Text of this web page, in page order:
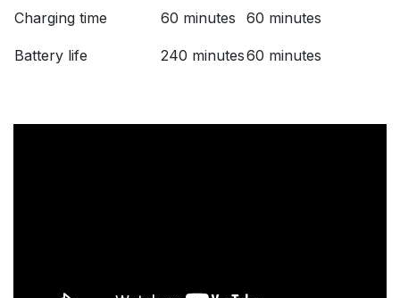
Charging time 60 minutes 60 minutes
Battery life 240 minutes60 minutes